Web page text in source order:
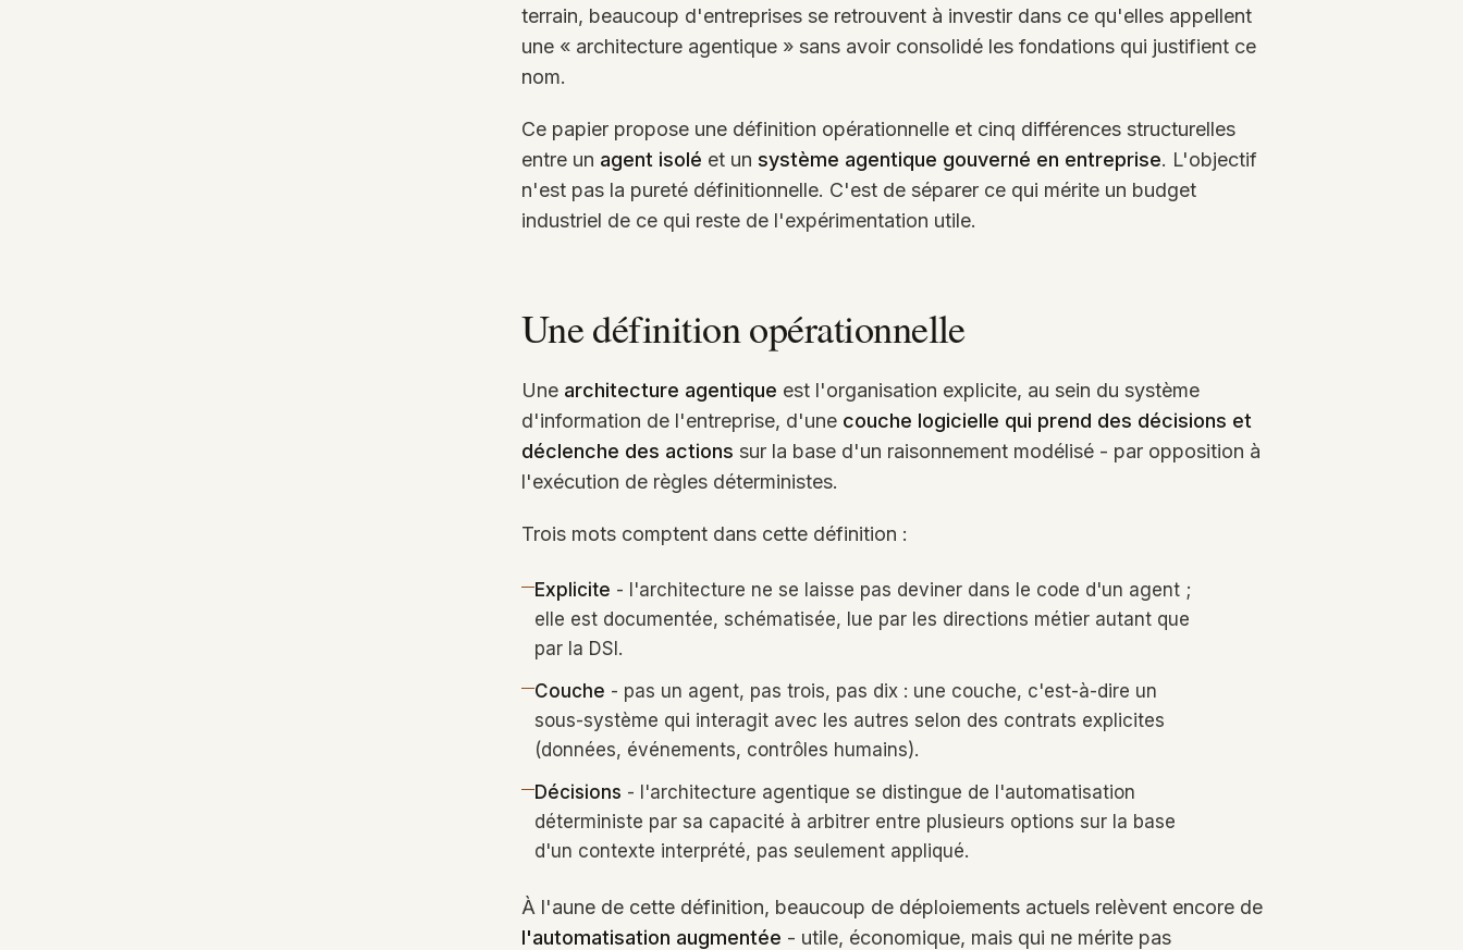
terrain, beaucoup d'entreprises se retrouvent à investir dans ce qu'elles appellent
une « architecture agentique » sans avoir consolidé les fondations qui justifient ce
nom.
Ce papier propose une définition opérationnelle et cinq différences structurelles
entre un agent isolé et un système agentique gouverné en entreprise. L'objectif
n'est pas la pureté définitionnelle. C'est de séparer ce qui mérite un budget
industriel de ce qui reste de l'expérimentation utile.
Une définition opérationnelle
Une architecture agentique est l'organisation explicite, au sein du système
d'information de l'entreprise, d'une couche logicielle qui prend des décisions et
déclenche des actions sur la base d'un raisonnement modélisé - par opposition à
l'exécution de règles déterministes.
Trois mots comptent dans cette définition :
Explicite - l'architecture ne se laisse pas deviner dans le code d'un agent ;
elle est documentée, schématisée, lue par les directions métier autant que
par la DSI.
Couche - pas un agent, pas trois, pas dix : une couche, c'est-à-dire un
sous-système qui interagit avec les autres selon des contrats explicites
(données, événements, contrôles humains).
Décisions - l'architecture agentique se distingue de l'automatisation
déterministe par sa capacité à arbitrer entre plusieurs options sur la base
d'un contexte interprété, pas seulement appliqué.
À l'aune de cette définition, beaucoup de déploiements actuels relèvent encore de
l'automatisation augmentée - utile, économique, mais qui ne mérite pas